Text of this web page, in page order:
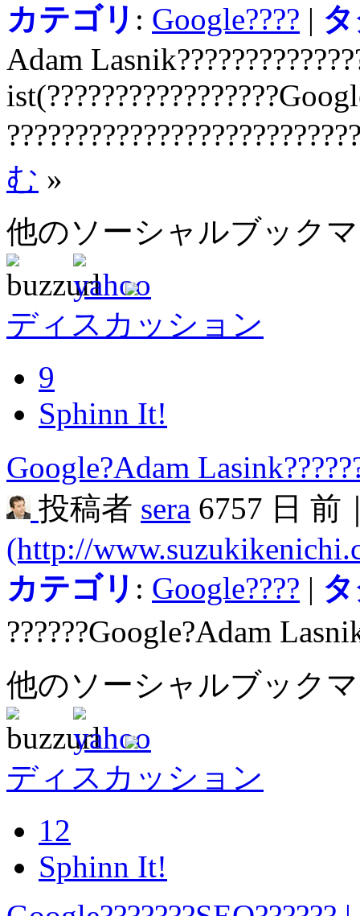
カテゴリ : Google???? |
Adam
む »
他のソーシャルブック
ディスカッション
9
Sphinn It!
Google?Adam
投稿者 sera 6757 日 前
(http://
カテゴリ : Google???? |
??????Google?Adam
他のソーシャルブック
ディスカッション
12
Sphinn It!